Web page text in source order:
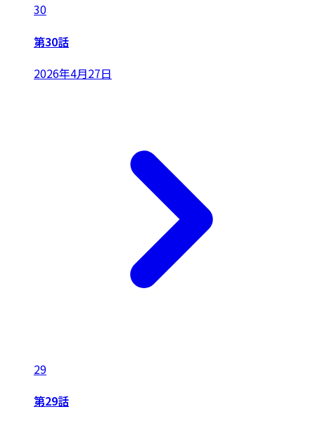
30
第30話
2026年4月27日
29
第29話